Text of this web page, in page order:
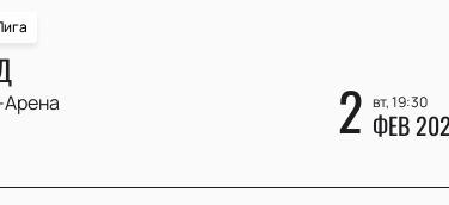
2 вт, 19:30
ФЕВ